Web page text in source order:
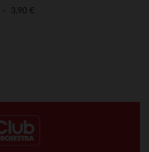
3,90 €